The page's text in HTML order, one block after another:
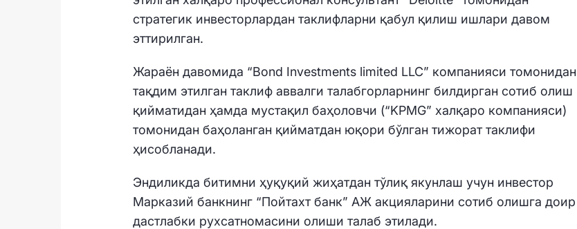
стратегик инвесторлардан таклифларни қабул қилиш ишлари давом
эттирилган.
Жараён давомида “Bond Investments limited LLC” компанияси томонидан
тақдим этилган таклиф аввалги талабгорларнинг билдирган сотиб олиш
қийматидан ҳамда мустақил баҳоловчи (“KPMG” халқаро компанияси)
томонидан баҳоланган қийматдан юқори бўлган тижорат таклифи
ҳисобланади.
Эндиликда битимни ҳуқуқий жиҳатдан тўлиқ якунлаш учун инвестор
Марказий банкнинг “Пойтахт банк” АЖ акцияларини сотиб олишга доир
дастлабки рухсатномасини олиши талаб этилади.